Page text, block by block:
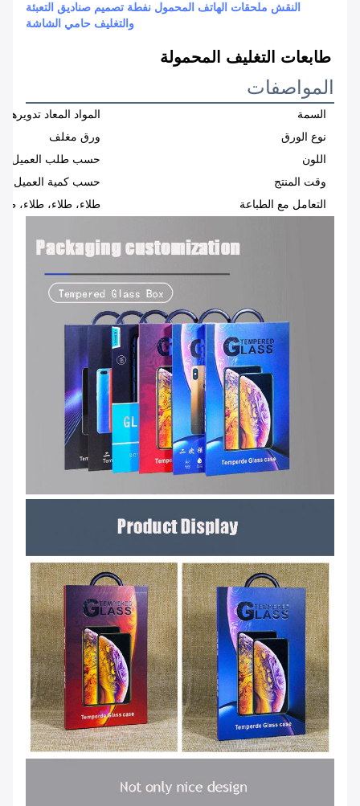
النقش ملحقات الهاتف المحمول نفطة تصميم صناديق التعبئة
والتغليف حامي الشاشة
طابعات التغليف المحمولة
المواصفات
السمة
المواد المعاد تدويرها
نوع الورق
ورق مغلف
اللون
حسب طلب العميل؛ CMYK و Pantone اللون
وقت المنتج
حسب كمية العميل، وعموما
التعامل مع الطباعة
طلاء، طلاء، طلاء،